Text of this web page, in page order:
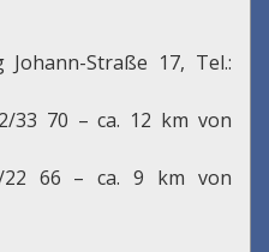
Straße 17, Tel.:
33 70 – ca. 12 km von
22 66 – ca. 9 km von